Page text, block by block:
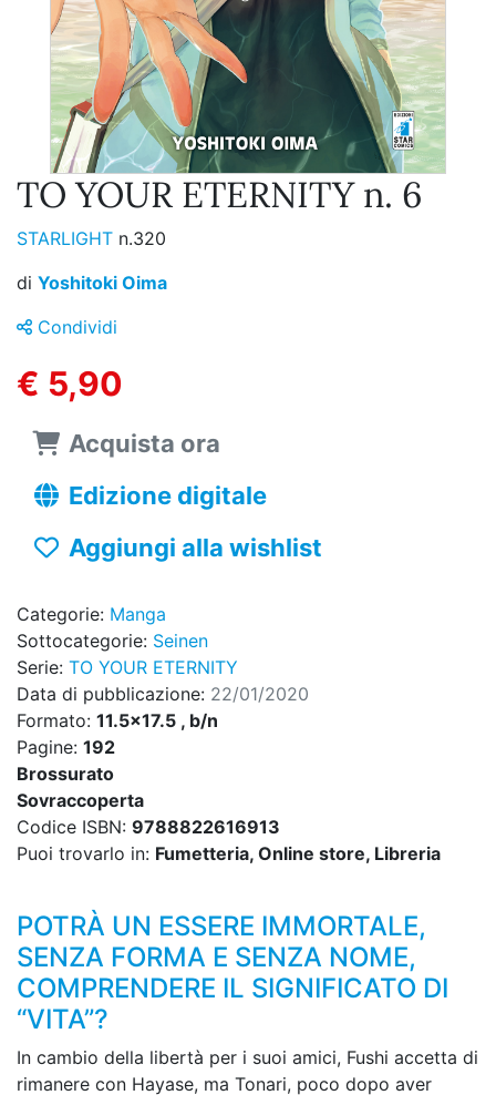
TO YOUR ETERNITY n. 6
STARLIGHT n.320
di Yoshitoki Oima
Condividi
€ 5,90
Acquista ora
Edizione digitale
Aggiungi alla wishlist
Categorie: Manga
Sottocategorie: Seinen
Serie: TO YOUR ETERNITY
Data di pubblicazione: 22/01/2020
Formato: 11.5x17.5 , b/n
Pagine: 192
Brossurato
Sovraccoperta
Codice ISBN: 9788822616913
Puoi trovarlo in: Fumetteria, Online store, Libreria
POTRÀ UN ESSERE IMMORTALE,
SENZA FORMA E SENZA NOME,
COMPRENDERE IL SIGNIFICATO DI
“VITA”?
In cambio della libertà per i suoi amici, Fushi accetta di
rimanere con Hayase, ma Tonari, poco dopo aver